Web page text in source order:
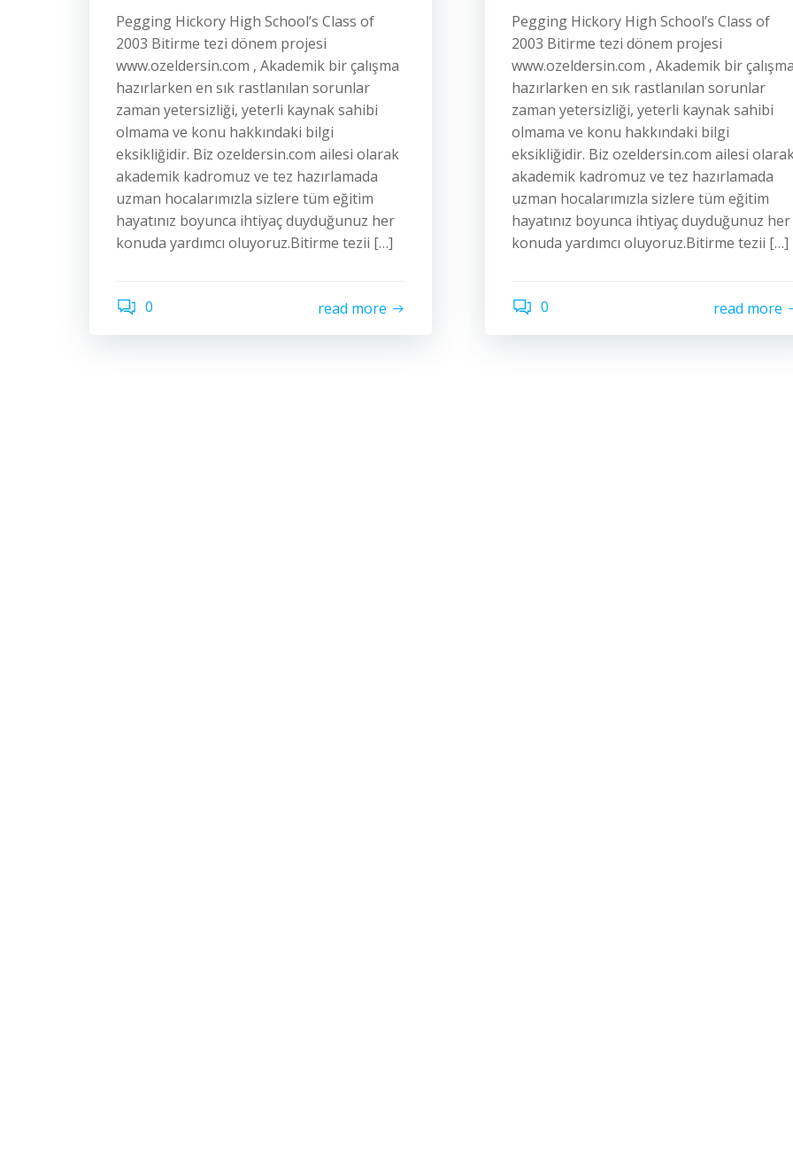
Pegging Hickory High School’s Class of
2003 Bitirme tezi dönem projesi
www.ozeldersin.com , Akademik bir çalışma
hazırlarken en sık rastlanılan sorunlar
zaman yetersizliği, yeterli kaynak sahibi
olmama ve konu hakkındaki bilgi
eksikliğidir. Biz ozeldersin.com ailesi olarak
akademik kadromuz ve tez hazırlamada
uzman hocalarımızla sizlere tüm eğitim
hayatınız boyunca ihtiyaç duyduğunuz her
konuda yardımcı oluyoruz.Bitirme tezii […]
0 read more
Pegging Hickory High School’s Class of
2003 Bitirme tezi dönem projesi
www.ozeldersin.com , Akademik bir
hazırlarken en sık rastlanılan sorunlar
zaman yetersizliği, yeterli kaynak sahibi
olmama ve konu hakkındaki bilgi
eksikliğidir. Biz ozeldersin.com ailesi
akademik kadromuz ve tez hazırlamada
uzman hocalarımızla sizlere tüm eğitim
hayatınız boyunca ihtiyaç duyduğunuz her
konuda yardımcı oluyoruz.Bitirme tezii […]
0 read more